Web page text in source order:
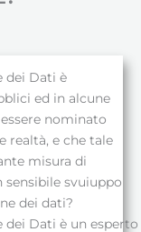
dei Dati è
ed in alcune
nominato
realtà, e che tale
misura di
sensibile svuiuppo
dei dati?
dei Dati è un esperto